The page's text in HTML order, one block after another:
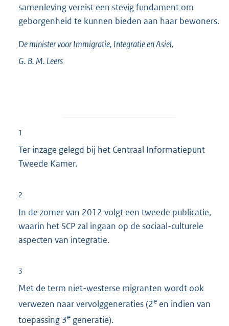
samenleving vereist een stevig fundament om
geborgenheid te kunnen bieden aan haar bewoners.
De minister voor Immigratie, Integratie en Asiel,
G. B. M. Leers
1
Ter inzage gelegd bij het Centraal Informatiepunt
Tweede Kamer.
2
In de zomer van 2012 volgt een tweede publicatie,
waarin het SCP zal ingaan op de sociaal-culturele
aspecten van integratie.
3
Met de term niet-westerse migranten wordt ook
verwezen naar vervolggeneraties (2e en indien van
toepassing 3e generatie).